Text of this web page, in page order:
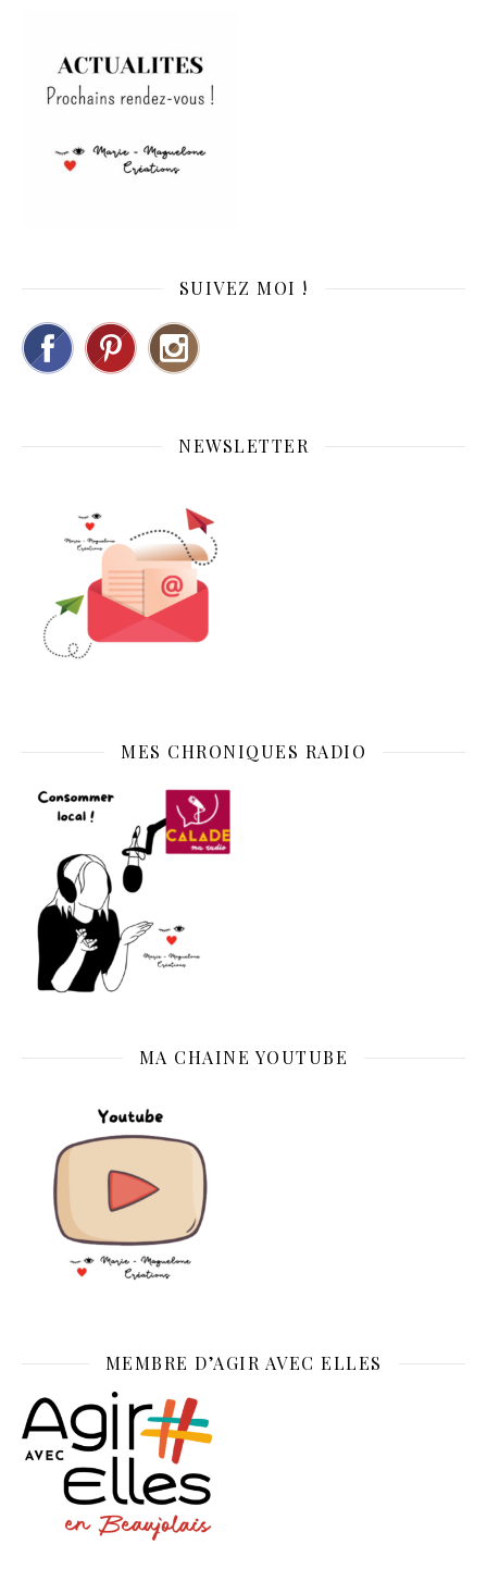
SUIVEZ MOI !
NEWSLETTER
MES CHRONIQUES RADIO
MA CHAINE YOUTUBE
MEMBRE D’AGIR AVEC ELLES